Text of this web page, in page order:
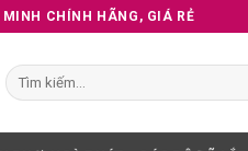
CHÍNH HÃNG, GIÁ RẺ
Tìm
kiếm: